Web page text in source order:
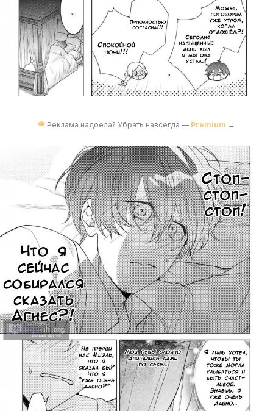
Реклама надоела? Убрать навсегда — Premium →